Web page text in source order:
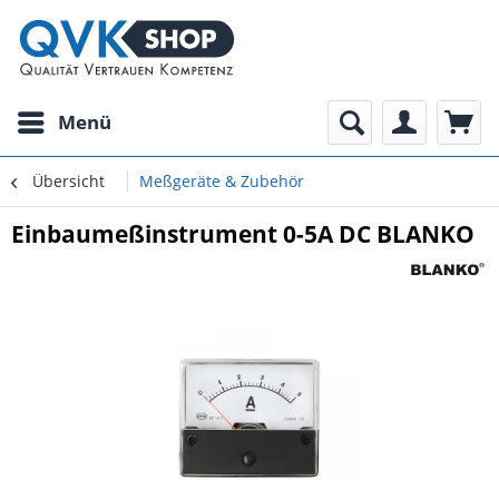
Menü
Übersicht Meßgeräte & Zubehör
Einbaumeßinstrument 0-5A DC BLANKO